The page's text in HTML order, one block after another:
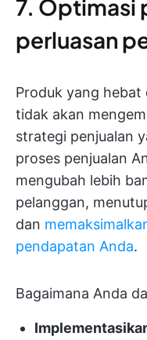
7. Optimasi
perluasan
Produk yang hebat
tidak akan
strategi penjualan
proses penjualan
mengubah lebih
pelanggan,
dan
pendapatan Anda.
Bagaimana Anda